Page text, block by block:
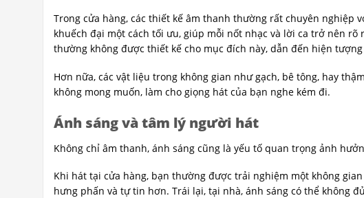
Trong cửa hàng, các thiết kế âm thanh thường rất chuyên nghiệp
khuếch đại một cách tối ưu, giúp mỗi nốt nhạc và lời ca trở nên
thường không được thiết kế cho mục đích này, dẫn đến hiện tượng
Hơn nữa, các vật liệu trong không gian như gạch, bê tông, hay
không mong muốn, làm cho giọng hát của bạn nghe kém đi.
Ánh sáng và tâm lý người hát
Không chỉ âm thanh, ánh sáng cũng là yếu tố quan trọng ảnh
Khi hát tại cửa hàng, bạn thường được trải nghiệm một không
hưng phấn và tự tin hơn. Trái lại, tại nhà, ánh sáng có thể không